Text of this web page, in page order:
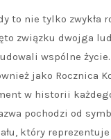
to nie tylko zwykła
związku dwojga
wspólne
jako Rocznica
w historii
pochodzi od
który reprezentuje